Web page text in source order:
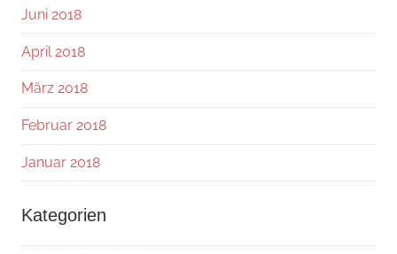
Juni 2018
April 2018
März 2018
Februar 2018
Januar 2018
Kategorien